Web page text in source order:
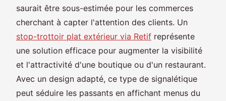
saurait être sous-estimée pour les commerces
cherchant à capter l'attention des clients. Un
stop-trottoir plat extérieur via Retif représente
une solution efficace pour augmenter la visibilité
et l'attractivité d'une boutique ou d'un restaurant.
Avec un design adapté, ce type de signalétique
peut séduire les passants en affichant menus du